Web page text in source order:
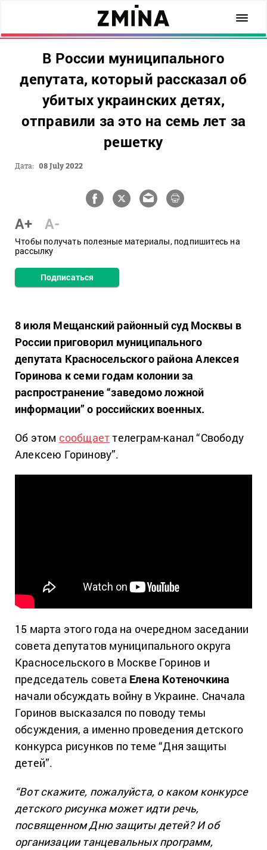
В России муниципального
депутата, который рассказал об
убитых украинских детях,
отправили за это на семь лет за
решетку
Дата: 08 July 2022
A+ A-
Чтобы получать полезные материалы, подпишитесь на
рассылку
Подписаться
8 июля Мещанский районный суд Москвы в
России приговорил муниципального
депутата Красносельского района Алексея
Горинова к семи годам колонии за
распространение “заведомо ложной
информации” о российских военных.
Об этом сообщаеттелеграм-канал “Свободу
Алексею Горинову”.
15 марта этого года на очередном заседании
совета депутатов муниципального округа
Красносельского в Москве Горинов и
председатель совета Елена Котеночкина
начали обсуждать войну в Украине. Сначала
Горинов высказался по поводу темы
обсуждения, а именно проведения детского
конкурса рисунков по теме “Дня защиты
детей”.
“Вот скажите, пожалуйста, о каком конкурсе
детского рисунка может идти речь,
посвященном Дню защиты детей? И об
организации танцевальных программ,